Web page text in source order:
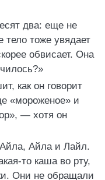
два: еще не
тоже увядает
обвисает. Она
как он говорит
«мороженое» и
— хотя он
Айла и Лайл.
то каша во рту,
Они не обращали